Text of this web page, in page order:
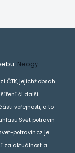
Neogy
ČTK, jejichž obsah
šíření či další
veřejnosti, a to
Svět potravin
potravin.cz je
za aktuálnost a